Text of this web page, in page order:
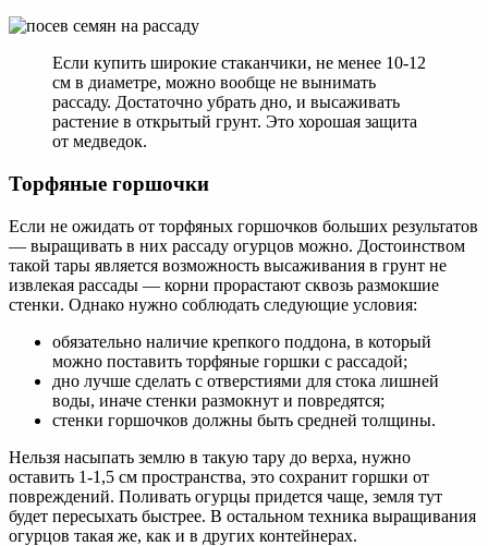
Если купить широкие стаканчики, не менее 10-12
см в диаметре, можно вообще не вынимать
рассаду. Достаточно убрать дно, и высаживать
растение в открытый грунт. Это хорошая защита
от медведок.
Торфяные горшочки
Если не ожидать от торфяных горшочков больших результатов
— выращивать в них рассаду огурцов можно. Достоинством
такой тары является возможность высаживания в грунт не
извлекая рассады — корни прорастают сквозь размокшие
стенки. Однако нужно соблюдать следующие условия:
обязательно наличие крепкого поддона, в который
можно поставить торфяные горшки с рассадой;
дно лучше сделать с отверстиями для стока лишней
воды, иначе стенки размокнут и повредятся;
стенки горшочков должны быть средней толщины.
Нельзя насыпать землю в такую тару до верха, нужно
оставить 1-1,5 см пространства, это сохранит горшки от
повреждений. Поливать огурцы придется чаще, земля тут
будет пересыхать быстрее. В остальном техника выращивания
огурцов такая же, как и в других контейнерах.